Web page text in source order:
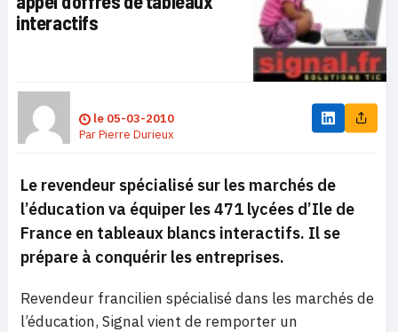
interactifs
le 05-03-2010
ParPierre Durieux
Le revendeur spécialisé sur les marchés de
l’éducation va équiper les 471 lycées d’Ile de
France en tableaux blancs interactifs. Il se
prépare à conquérir les entreprises.
Revendeur francilien spécialisé dans les marchés de
l’éducation, Signal vient de remporter un